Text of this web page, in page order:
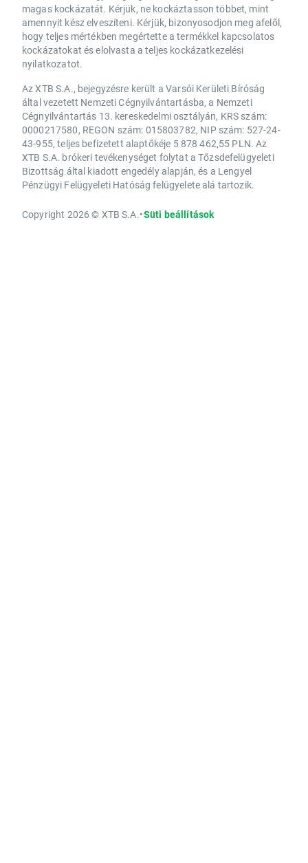
magas kockázatát. Kérjük, ne kockáztasson többet, mint
amennyit kész elveszíteni. Kérjük, bizonyosodjon meg afelől,
hogy teljes mértékben megértette a termékkel kapcsolatos
kockázatokat és elolvasta a teljes kockázatkezelési
nyilatkozatot.
Az XTB S.A., bejegyzésre került a Varsói Kerületi Bíróság
által vezetett Nemzeti Cégnyilvántartásba, a Nemzeti
Cégnyilvántartás 13. kereskedelmi osztályán, KRS szám:
0000217580, REGON szám: 015803782, NIP szám: 527-24-
43-955, teljes befizetett alaptőkéje 5 878 462,55 PLN. Az
XTB S.A. brókeri tevékenységet folytat a Tőzsdefelügyeleti
Bizottság által kiadott engedély alapján, és a Lengyel
Pénzügyi Felügyeleti Hatóság felügyelete alá tartozik.
Copyright 2026 © XTB S.A.•Süti beállítások